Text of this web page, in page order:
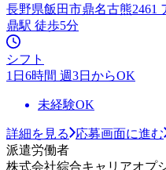
長野県飯田市鼎名古熊2461
鼎駅 徒歩5分
シフト
1日6時間 週3日からOK
未経験OK
詳細を見る
応募画面に進む
派遣労働者
株式会社綜合キャリアオプ